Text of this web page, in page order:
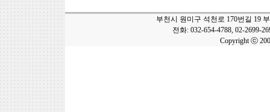
부천시 원미구 석천로 170번길 19
전화: 032-654-4788, 02-2699-
Copyright ⓒ